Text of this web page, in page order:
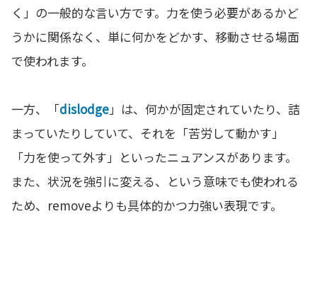
く」の一般的な言い方です。力を使う必要があるかど
うかに関係なく、単に何かをどかす、移動させる場面
で使われます。
一方、「dislodge」は、何かが固定されていたり、詰
まっていたりしていて、それを「苦労して動かす」
「力を使って外す」といったニュアンスがあります。
また、状況を強引に変える、という意味でも使われる
ため、removeよりも具体的かつ力強い表現です。